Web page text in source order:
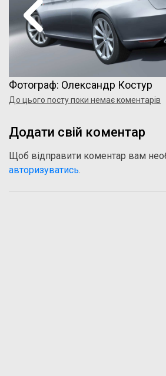
Giulia”
Фотограф: Олександр Костур
До цього посту поки немає коментарів
Додати свій коментар
Щоб відправити коментар вам
авторизуватись.